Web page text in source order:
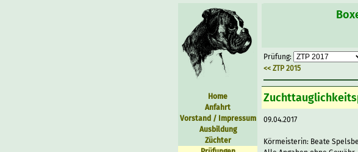
Home
Anfahrt
Vorstand / Impressum
Ausbildung
Züchter
Prüfung:
<< ZTP 2015
09.04.2017
Körmeisterin: Beate